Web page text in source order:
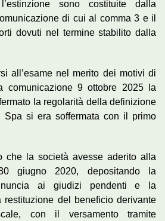
sono costituite dalla
di cui al comma 3 e il
dovuti nel termine stabilito dalla
all’esame nel merito dei motivi di
comunicazione 9 ottobre 2025 la
la regolarità della definizione
Spa si era soffermata con il primo
che la società avesse aderito alla
giugno 2020, depositando la
ai giudizi pendenti e la
restituzione del beneficio derivante
con il versamento tramite